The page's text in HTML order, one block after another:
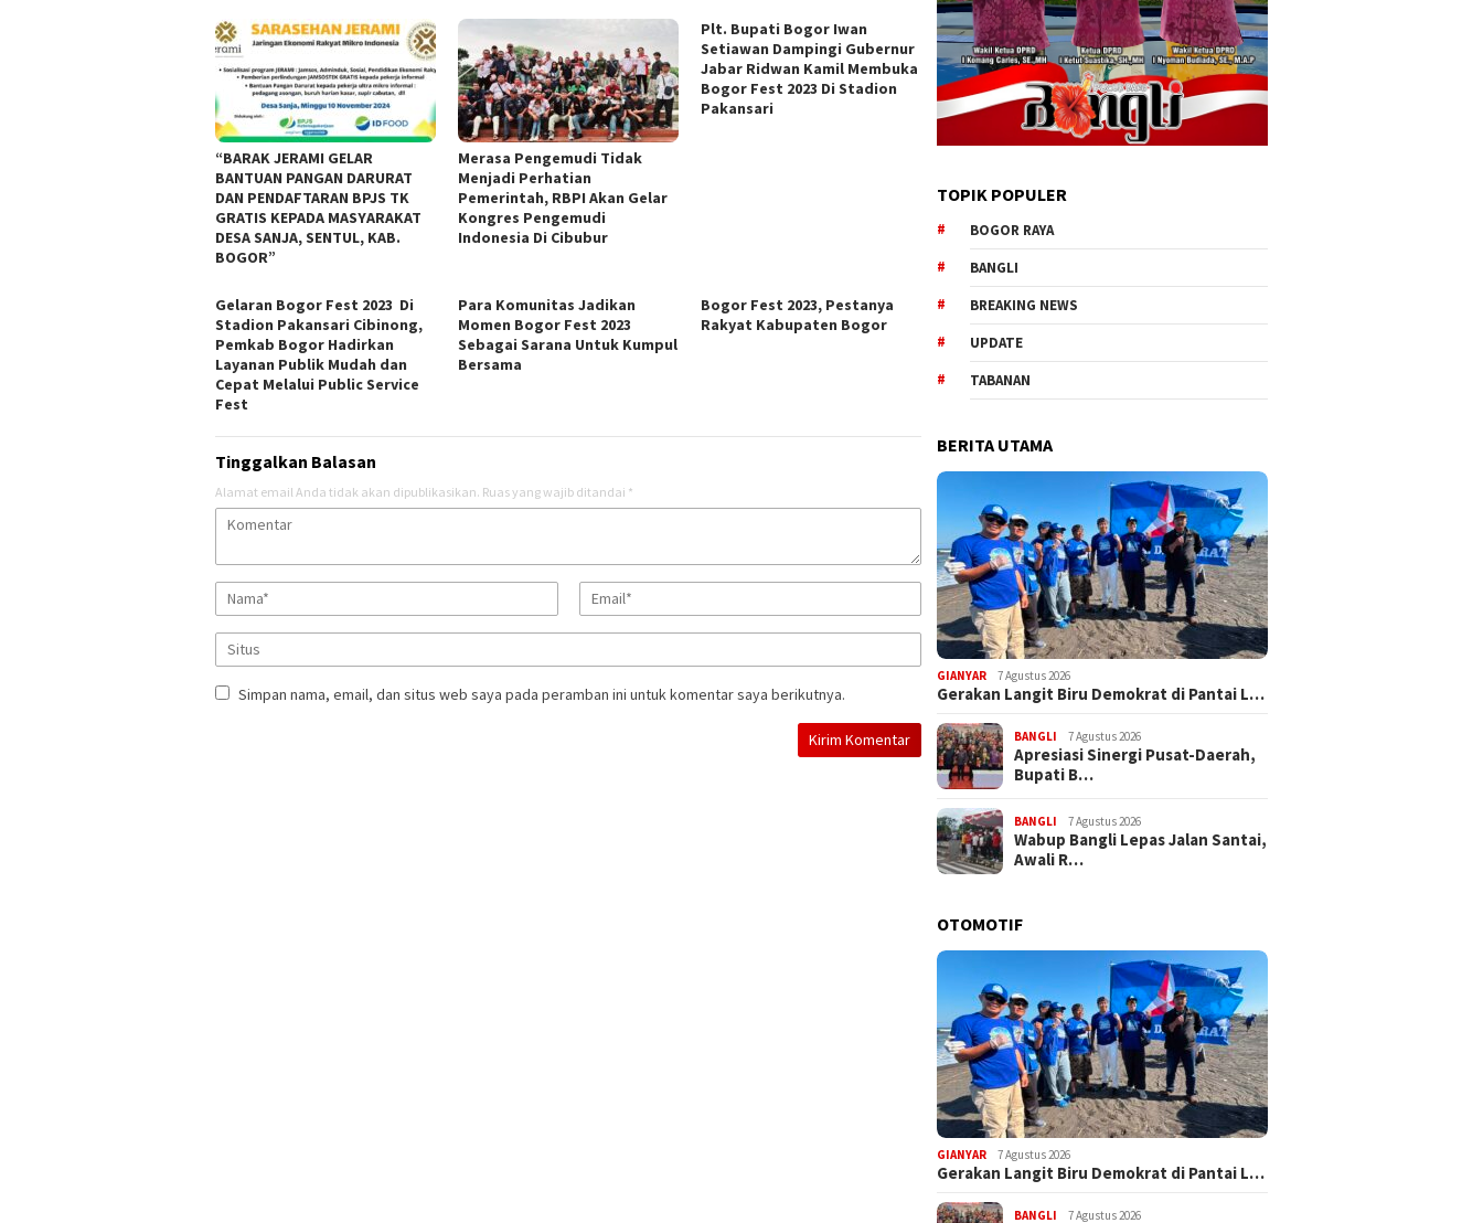
“BARAK JERAMI GELAR
BANTUAN PANGAN DARURAT
DAN PENDAFTARAN BPJS TK
GRATIS KEPADA MASYARAKAT
DESA SANJA, SENTUL, KAB.
BOGOR”
Merasa Pengemudi Tidak
Menjadi Perhatian
Pemerintah, RBPI Akan Gelar
Kongres Pengemudi
Indonesia Di Cibubur
Plt. Bupati Bogor Iwan
Setiawan Dampingi Gubernur
Jabar Ridwan Kamil Membuka
Bogor Fest 2023 Di Stadion
Pakansari
Gelaran Bogor Fest 2023 Di
Stadion Pakansari Cibinong,
Pemkab Bogor Hadirkan
Layanan Publik Mudah dan
Cepat Melalui Public Service
Fest
Para Komunitas Jadikan
Momen Bogor Fest 2023
Sebagai Sarana Untuk Kumpul
Bersama
Bogor Fest 2023, Pestanya
Rakyat Kabupaten Bogor
Tinggalkan Balasan
Alamat email Anda tidak akan dipublikasikan. Ruas yang wajib ditandai *
Simpan nama, email, dan situs web saya pada peramban ini untuk komentar saya berikutnya.
TOPIK POPULER
BOGOR RAYA
BANGLI
BREAKING NEWS
UPDATE
TABANAN
BERITA UTAMA
GIANYAR 7 Agustus 2026
Gerakan Langit Biru Demokrat di Pantai L…
BANGLI 7 Agustus 2026
Apresiasi Sinergi Pusat-Daerah,
Bupati B…
BANGLI 7 Agustus 2026
Wabup Bangli Lepas Jalan Santai,
Awali R…
OTOMOTIF
GIANYAR 7 Agustus 2026
Gerakan Langit Biru Demokrat di Pantai L…
BANGLI 7 Agustus 2026